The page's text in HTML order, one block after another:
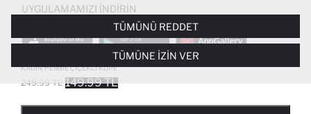
KADIN PEMBE ÇIÇEKLI KÜPE
249.99 TL 149.99 TL
UYGULAMAMIZI İNDIRIN
POPÜLER KATEGORILER
ÜÇÜNCÜ TARAF ÇEREZLER ISE SIZE DAHA IYI BIR ALIŞVERIŞ
DENEYIMI SUNULABILMESI, SITEMIZIN DAHA IŞLEVSEL KILINMASI VE
KIŞISELLEŞTIRMESI VE AÇIK RIZA VERMENIZ HALINDE, SIZLERE
YÖNELIK PAZARLAMA FAALIYETLERININ YAPILMASI AMAÇLARIYLA
SINIRLI OLARAK KULLANILACAKTIR. ÇEREZLERE DAIR TERCIHLERINIZI
ÇEREZ TERCIHLERIPANELI ARACILIĞIYLA HER ZAMAN YÖNETEBILIR,
ÇEREZLERLE ILGILI DAHA DETAYLI BILGIYE
TÜMÜNÜ REDDET
TÜMÜNE İZIN VER